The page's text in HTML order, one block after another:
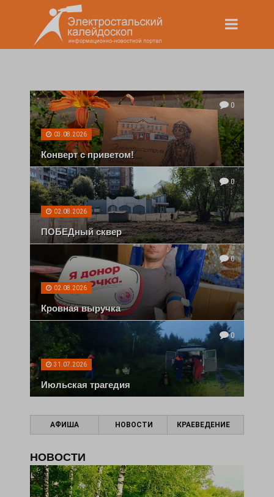
0
03.08.2026
Конверт с приветом!
0
02.08.2026
ПОБЕДный сквер
0
02.08.2026
Кровная выручка
0
31.07.2026
Июльская трагедия
АФИША НОВОСТИ КРАЕВЕДЕНИЕ
НОВОСТИ